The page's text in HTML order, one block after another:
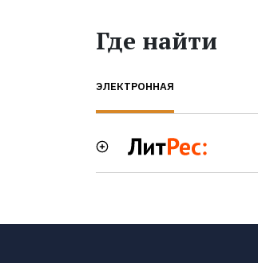
Где найти
ЭЛЕКТРОННАЯ